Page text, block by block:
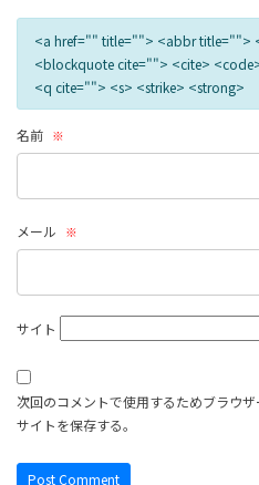
<a href="" title=""> <abbr title="">
<blockquote cite=""> <cite>
<q cite=""> <s> <strike> <strong>
名前 ※
メール ※
サイト
次回のコメントで使用するためブラウザ
サイトを保存する。